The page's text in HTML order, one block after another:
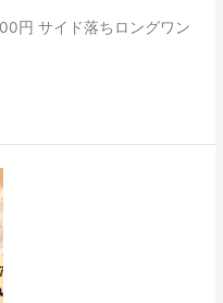
円 サイド落ちロングワン